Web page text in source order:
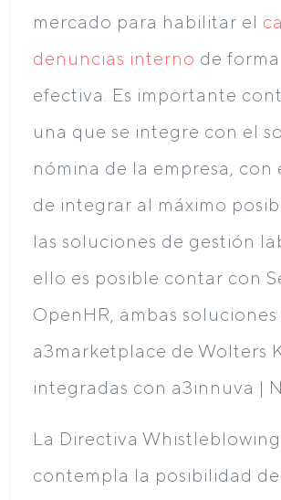
mercado para habilitar el
denuncias interno de
efectiva. Es importante
una que se integre con el
nómina de la empresa, con
de integrar al máximo
las soluciones de gestión
ello es posible contar con
OpenHR, ambas soluciones
a3marketplace de Wolters
integradas con a3innuva |
La Directiva Whistleblowing
contempla la posibilidad de